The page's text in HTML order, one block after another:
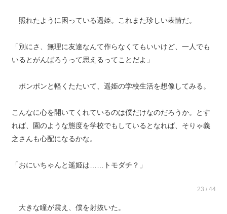
照れたように困っている遥姫。これまた珍しい表情だ。
「別にさ、無理に友達なんて作らなくてもいいけど、一人でも
いるとがんばろうって思えるってことだよ」
ポンポンと軽くたたいて、遥姫の学校生活を想像してみる。
こんなに心を開いてくれているのは僕だけなのだろうか。とす
れば、園のような態度を学校でもしているとなれば、そりゃ義
之さんも心配になるかな。
「おにいちゃんと遥姫は……トモダチ？」
23 / 44
大きな瞳が震え、僕を射抜いた。